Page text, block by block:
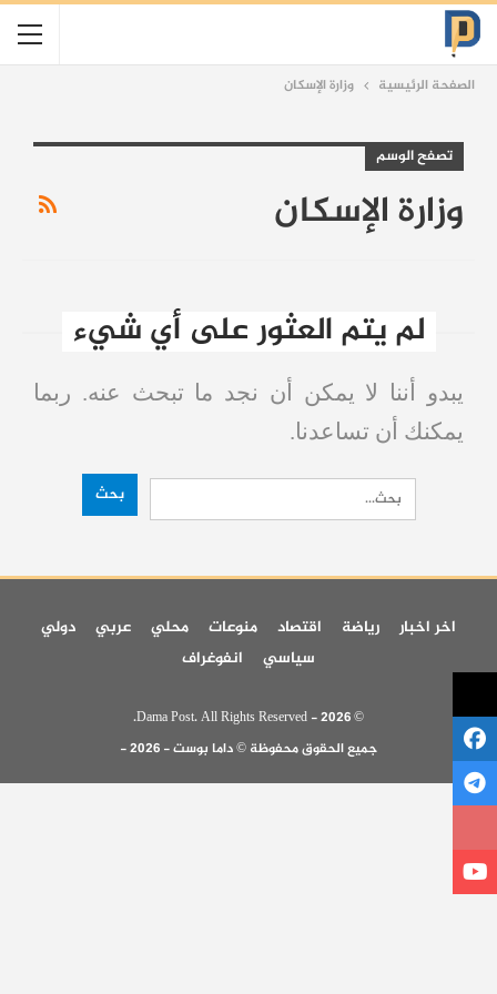
الصفحة الرئيسية وزارة الإسكان
تصفح الوسم
وزارة الإسكان
لم يتم العثور على أي شيء
يبدو أننا لا يمكن أن نجد ما تبحث عنه. ربما
يمكنك أن تساعدنا.
اخر اخبار رياضة اقتصاد منوعات محلي عربي
دولي
سياسي
انفوغراف
© 2026 - Dama Post. All Rights Reserved.
جميع الحقوق محفوظة © داما بوست - 2026 -